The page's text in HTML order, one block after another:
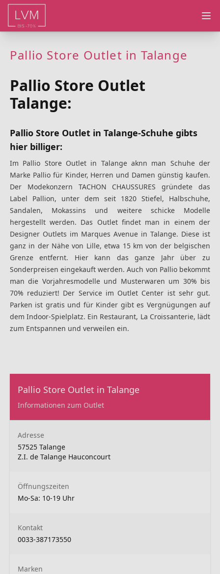
Pallio Store Outlet in Talange
Pallio Store Outlet
Talange:
Pallio Store Outlet in Talange-Schuhe gibts
hier billiger:
Im Pallio Store Outlet in Talange aknn man Schuhe der
Marke Pallio für Kinder, Herren und Damen günstig kaufen.
Der Modekonzern TACHON CHAUSSURES gründete das
Label Pallion, unter dem seit 1820 Stiefel, Halbschuhe,
Sandalen, Mokassins und weitere schicke Modelle
hergestellt werden. Das Outlet findet man in einem der
Designer Outlets im Marques Avenue in Talange. Diese ist
ganz in der Nähe von Lille, etwa 15 km von der belgischen
Grenze entfernt. Hier kann das ganze Jahr über zu
Sonderpreisen eingekauft werden. Auch von Pallio bekommt
man die Vorjahresmodelle und Musterwaren um 30% bis
70% reduziert! Der Service im Outlet Center ist sehr gut.
Parken ist gratis und für Kinder gibt es Vergnügungen auf
dem Indoor-Spielplatz. Ein Restaurant, La Croissanterie, lädt
zum Entspannen und verweilen ein.
Pallio Store Outlet in Talange
Informationen zum Outlet
Adresse
57525 Talange
Z.I. de Talange Hauconcourt
Öffnungszeiten
Mo-Sa: 10-19 Uhr
Kontakt
0033-387173550
Marken